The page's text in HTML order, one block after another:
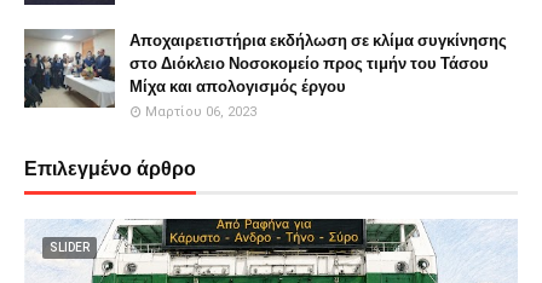
Αποχαιρετιστήρια εκδήλωση σε κλίμα συγκίνησης
στο Διόκλειο Νοσοκομείο προς τιμήν του Τάσου
Μίχα και απολογισμός έργου
Μαρτίου 06, 2023
Επιλεγμένο άρθρο
SLIDER